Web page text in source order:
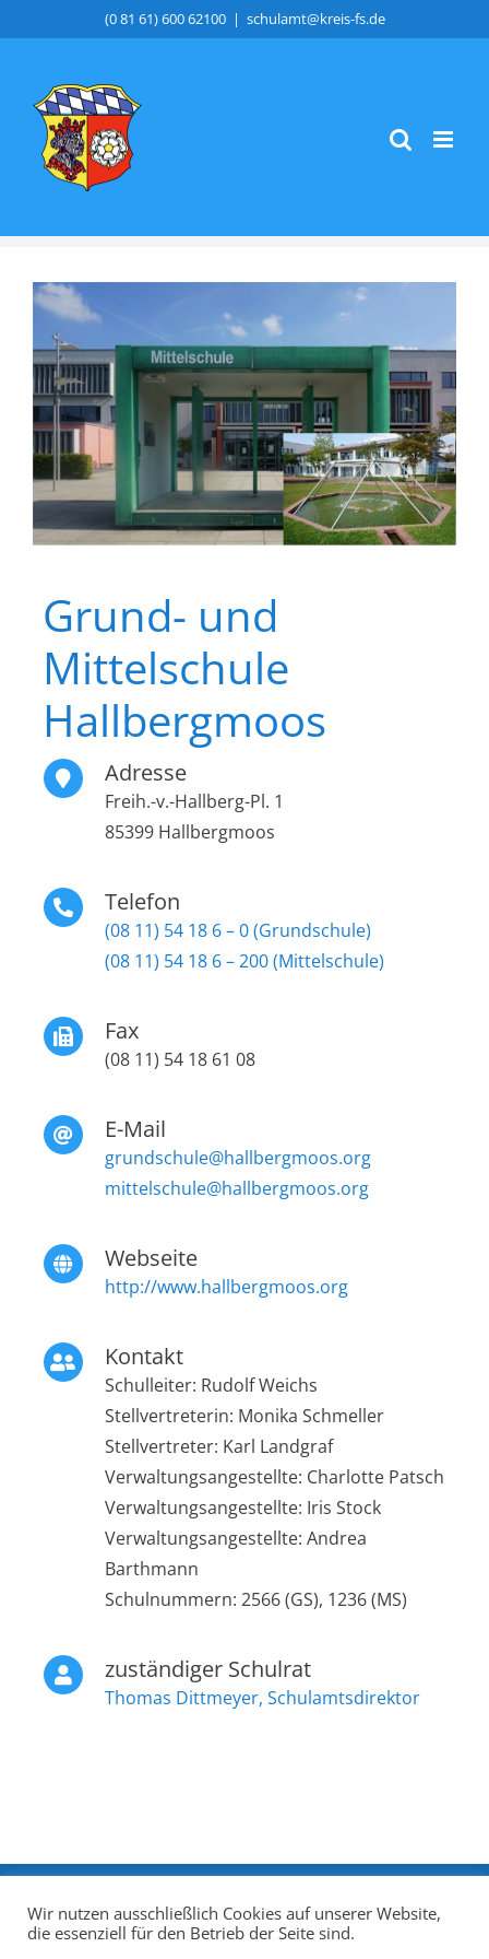
Inhalt
(0 81 61) 600 62100 | schulamt@kreis-fs.de
Zeige
grösseres
Bild
Grund- und
Mittelschule
Hallbergmoos
Adresse
Freih.-v.-Hallberg-Pl. 1
85399 Hallbergmoos
Telefon
(08 11) 54 18 6 – 0 (Grundschule)
(08 11) 54 18 6 – 200 (Mittelschule)
Fax
(08 11) 54 18 61 08
E-Mail
grundschule@hallbergmoos.org
mittelschule@hallbergmoos.org
Webseite
http://www.hallbergmoos.org
Kontakt
Schulleiter: Rudolf Weichs
Stellvertreterin: Monika Schmeller
Stellvertreter: Karl Landgraf
Verwaltungsangestellte: Charlotte Patsch
Verwaltungsangestellte: Iris Stock
Verwaltungsangestellte: Andrea
Barthmann
Schulnummern: 2566 (GS), 1236 (MS)
zuständiger Schulrat
Thomas Dittmeyer, Schulamtsdirektor
Impressum|Datenschutzerklärung|Quellen
Wir nutzen ausschließlich Cookies auf unserer Website,
die essenziell für den Betrieb der Seite sind.